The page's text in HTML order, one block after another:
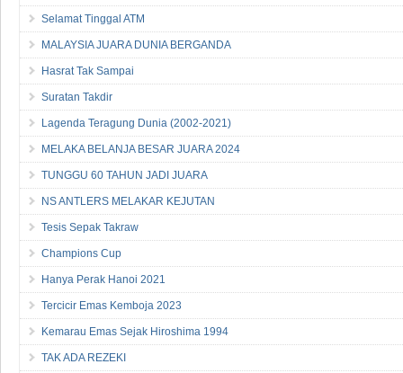
Selamat Tinggal ATM
MALAYSIA JUARA DUNIA BERGANDA
Hasrat Tak Sampai
Suratan Takdir
Lagenda Teragung Dunia (2002-2021)
MELAKA BELANJA BESAR JUARA 2024
TUNGGU 60 TAHUN JADI JUARA
NS ANTLERS MELAKAR KEJUTAN
Tesis Sepak Takraw
Champions Cup
Hanya Perak Hanoi 2021
Tercicir Emas Kemboja 2023
Kemarau Emas Sejak Hiroshima 1994
TAK ADA REZEKI